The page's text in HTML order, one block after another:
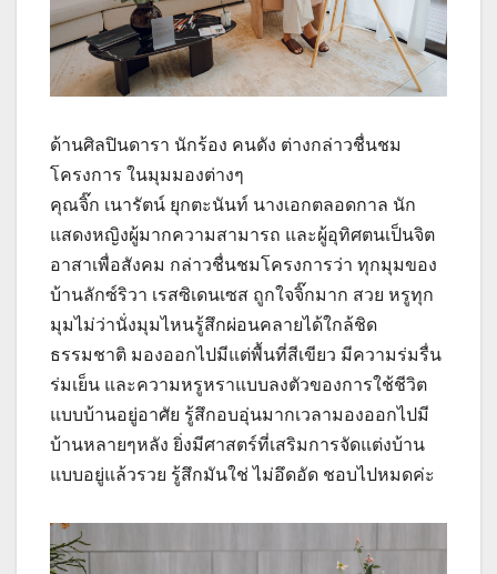
ด้านศิลปินดารา นักร้อง คนดัง ต่างกล่าวชื่นชม
โครงการ ในมุมมองต่างๆ
คุณจิ๊ก เนารัตน์ ยุกตะนันท์ นางเอกตลอดกาล นัก
แสดงหญิงผู้มากความสามารถ และผู้อุทิศตนเป็นจิต
อาสาเพื่อสังคม กล่าวชื่นชมโครงการว่า ทุกมุมของ
บ้านลักซ์ริวา เรสซิเดนเซส ถูกใจจิ๊กมาก สวย หรูทุก
มุมไม่ว่านั่งมุมไหนรู้สึกผ่อนคลายได้ใกล้ชิด
ธรรมชาติ มองออกไปมีแต่พื้นที่สีเขียว มีความร่มรื่น
ร่มเย็น และความหรูหราแบบลงตัวของการใช้ชีวิต
แบบบ้านอยู่อาศัย รู้สึกอบอุ่นมากเวลามองออกไปมี
บ้านหลายๆหลัง ยิ่งมีศาสตร์ที่เสริมการจัดแต่งบ้าน
แบบอยู่แล้วรวย รู้สึกมันใช่ ไม่อึดอัด ชอบไปหมดค่ะ